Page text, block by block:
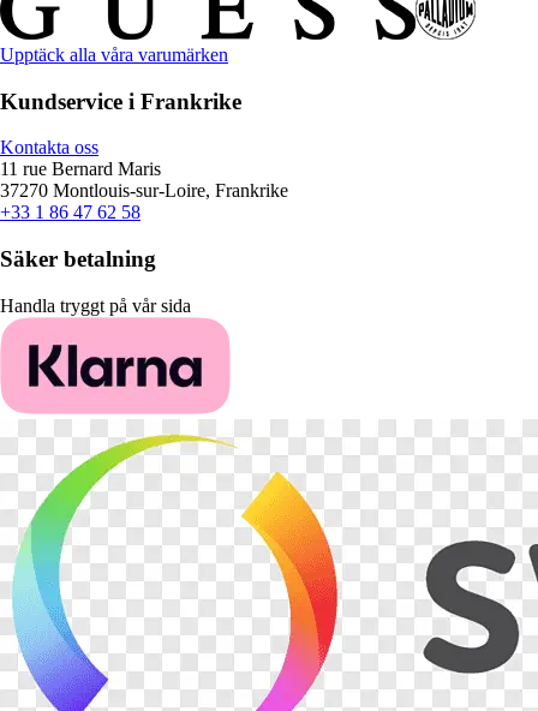
Upptäck alla våra varumärken
Kundservice i Frankrike
Kontakta oss
11 rue Bernard Maris
37270 Montlouis-sur-Loire, Frankrike
+33 1 86 47 62 58
Säker betalning
Handla tryggt på vår sida